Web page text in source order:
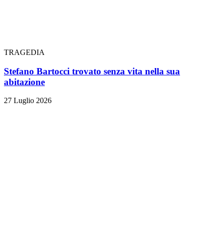
TRAGEDIA
Stefano Bartocci trovato senza vita nella sua
abitazione
27 Luglio 2026